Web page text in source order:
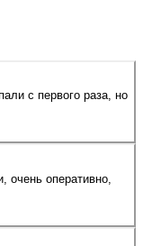
с первого раза, но
оперативно,